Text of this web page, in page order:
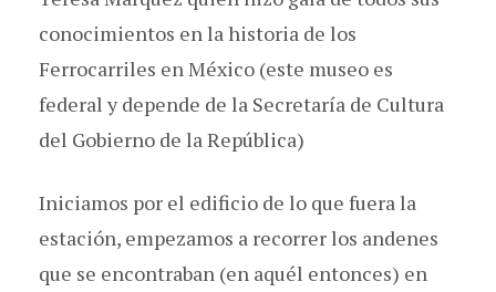
conocimientos en la historia de los
Ferrocarriles en México (este museo es
federal y depende de la Secretaría de Cultura
del Gobierno de la República)
Iniciamos por el edificio de lo que fuera la
estación, empezamos a recorrer los andenes
que se encontraban (en aquél entonces) en